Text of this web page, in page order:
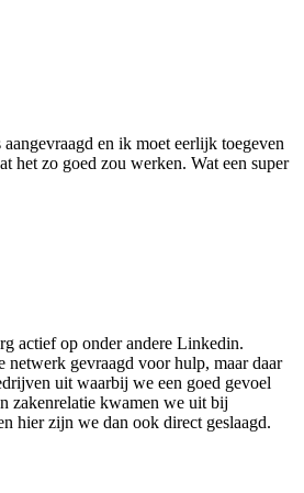
en ik moet eerlijk toegeven
het zo goed zou werken. Wat een super
actief op onder andere Linkedin.
netwerk gevraagd voor hulp, maar daar
uit waarbij we een goed gevoel
zakenrelatie kwamen we uit bij
hier zijn we dan ook direct geslaagd.